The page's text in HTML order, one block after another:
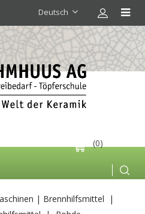
Deutsch
(0)
| Brennhilfsmittel